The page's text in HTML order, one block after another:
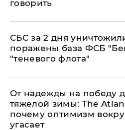
говорить
СБС за 2 дня
поражены база ФСБ
"теневого флота"
От надежды на победу
тяжелой зимы: The
почему оптимизм
угасает